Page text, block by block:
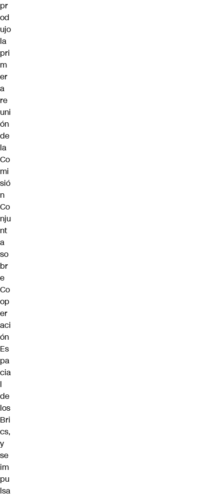
pr
od
ujo
la
pri
m
er
a
re
uni
ón
de
la
Co
mi
sió
n
Co
nju
nt
a
so
br
e
Co
op
er
aci
ón
Es
pa
cia
l
de
los
Bri
cs,
y
se
im
pu
lsa